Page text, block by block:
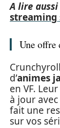
A lire aussi
streaming
Une offre
d’animes
en VF.
à jour
fait une
sur vos